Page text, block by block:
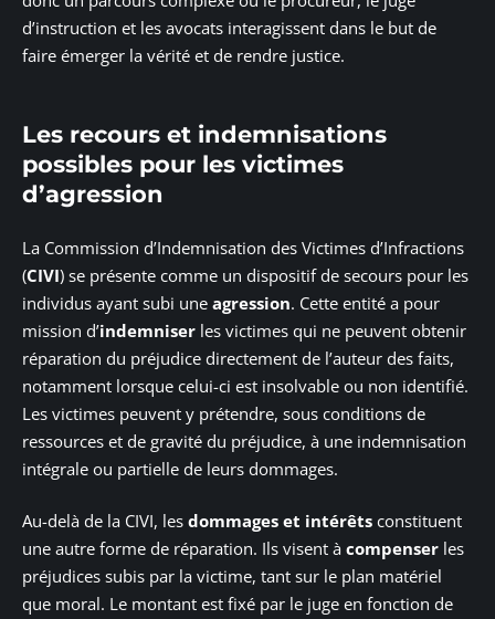
d’instruction et les avocats interagissent dans le but de
faire émerger la vérité et de rendre justice.
Les recours et indemnisations
possibles pour les victimes
d’agression
La Commission d’Indemnisation des Victimes d’Infractions
(CIVI) se présente comme un dispositif de secours pour les
individus ayant subi une agression. Cette entité a pour
mission d’indemniser les victimes qui ne peuvent obtenir
réparation du préjudice directement de l’auteur des faits,
notamment lorsque celui-ci est insolvable ou non identifié.
Les victimes peuvent y prétendre, sous conditions de
ressources et de gravité du préjudice, à une indemnisation
intégrale ou partielle de leurs dommages.
Au-delà de la CIVI, les dommages et intérêts constituent
une autre forme de réparation. Ils visent à compenser les
préjudices subis par la victime, tant sur le plan matériel
que moral. Le montant est fixé par le juge en fonction de